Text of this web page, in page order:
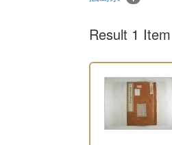
Result 1 Item